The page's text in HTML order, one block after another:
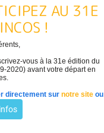
AU 31E
!
vous à la 31e édition du
2020) avant votre départ en
directement sur notre site ou
par courrier, mail ou fax.
inscrire mais votre commande